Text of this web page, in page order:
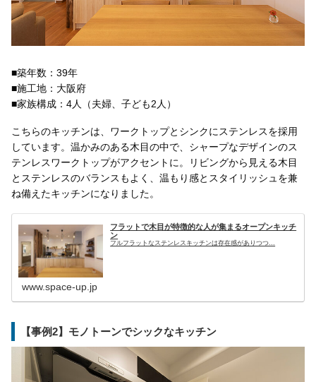
■築年数：39年
■施工地：大阪府
■家族構成：4人（夫婦、子ども2人）
こちらのキッチンは、ワークトップとシンクにステンレスを採用
しています。温かみのある木目の中で、シャープなデザインのス
テンレスワークトップがアクセントに。リビングから見える木目
とステンレスのバランスもよく、温もり感とスタイリッシュを兼
ね備えたキッチンになりました。
フラットで木目が特徴的な人が集まるオープンキッチ
ン
フルフラットなステンレスキッチンは存在感がありつつ...
www.space-up.jp
【事例2】モノトーンでシックなキッチン